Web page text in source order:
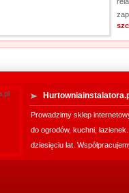
Prowadzimy sklep
do ogrodów, kuchni,
dziesięciu lat.